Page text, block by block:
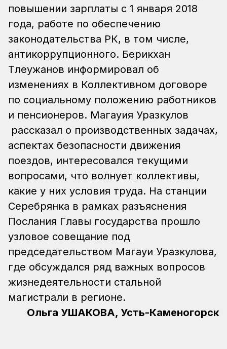
повышении зарплаты с 1 января 2018
года, работе по обеспечению
законодательства РК, в том числе,
антикоррупционного. Берикхан
Тлеужанов информировал об
изменениях в Коллективном договоре
по социальному положению работников
и пенсионеров. Магауия Уразкулов
рассказал о производственных задачах,
аспектах безопасности движения
поездов, интересовался текущими
вопросами, что волнует коллективы,
какие у них условия труда. На станции
Серебрянка в рамках разъяснения
Послания Главы государства прошло
узловое совещание под
председательством Магауи Уразкулова,
где обсуждался ряд важных вопросов
жизнедеятельности стальной
магистрали в регионе.
Ольга УШАКОВА, Усть-Каменогорск